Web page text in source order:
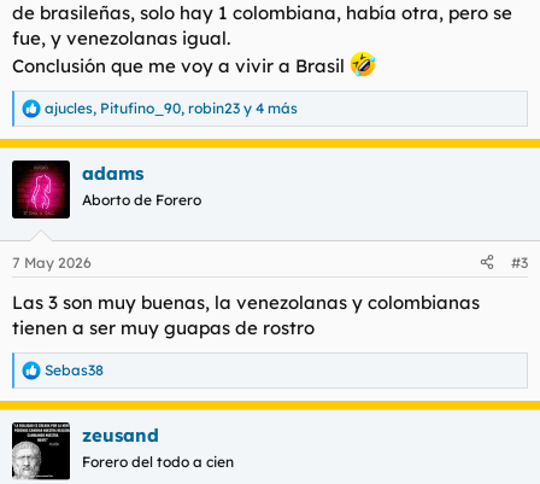
de brasileñas, solo hay 1 colombiana, había otra, pero se
fue, y venezolanas igual.
Conclusión que me voy a vivir a Brasil
R
e
a
c
c
i
e
:
ajucles, Pitufino_90, robin23 y 4 más
adams
Aborto de Forero
7 May 2026 #3
Las 3 son muy buenas, la venezolanas y colombianas
tienen a ser muy guapas de rostro
R
e
a
c
c
i
Sebas38
zeusand
Forero del todo a cien